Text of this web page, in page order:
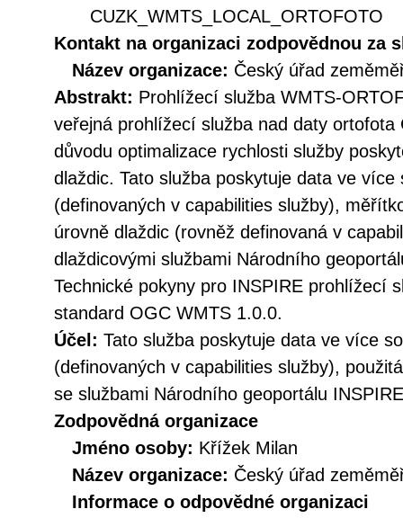
CUZK_WMTS_LOCAL_ORTOFOTO
Kontakt na organizaci zodpovědnou za
Název organizace: Český úřad
Abstrakt: Prohlížecí služba WMTS-
veřejná prohlížecí služba nad daty ortofota
důvodu optimalizace rychlosti služby
dlaždic. Tato služba poskytuje data ve
(definovaných v capabilities služby),
úrovně dlaždic (rovněž definovaná v
dlaždicovými službami Národního
Technické pokyny pro INSPIRE prohlížecí
standard OGC WMTS 1.0.0.
Účel: Tato služba poskytuje data ve více
(definovaných v capabilities služby),
se službami Národního geoportálu
Zodpovědná organizace
Jméno osoby: Křížek Milan
Název organizace: Český úřad
Informace o odpovědné organizaci